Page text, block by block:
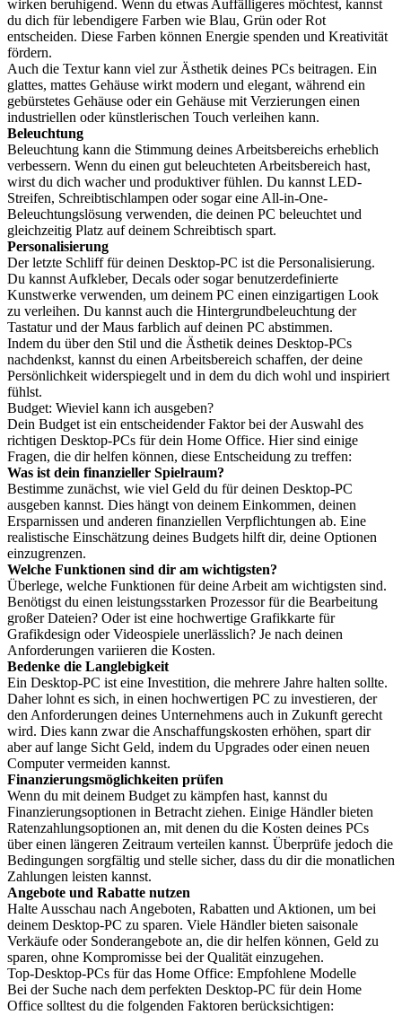
wirken beruhigend. Wenn du etwas Auffälligeres möchtest, kannst
du dich für lebendigere Farben wie Blau, Grün oder Rot
entscheiden. Diese Farben können Energie spenden und Kreativität
fördern.
Auch die Textur kann viel zur Ästhetik deines PCs beitragen. Ein
glattes, mattes Gehäuse wirkt modern und elegant, während ein
gebürstetes Gehäuse oder ein Gehäuse mit Verzierungen einen
industriellen oder künstlerischen Touch verleihen kann.
Beleuchtung
Beleuchtung kann die Stimmung deines Arbeitsbereichs erheblich
verbessern. Wenn du einen gut beleuchteten Arbeitsbereich hast,
wirst du dich wacher und produktiver fühlen. Du kannst LED-
Streifen, Schreibtischlampen oder sogar eine All-in-One-
Beleuchtungslösung verwenden, die deinen PC beleuchtet und
gleichzeitig Platz auf deinem Schreibtisch spart.
Personalisierung
Der letzte Schliff für deinen Desktop-PC ist die Personalisierung.
Du kannst Aufkleber, Decals oder sogar benutzerdefinierte
Kunstwerke verwenden, um deinem PC einen einzigartigen Look
zu verleihen. Du kannst auch die Hintergrundbeleuchtung der
Tastatur und der Maus farblich auf deinen PC abstimmen.
Indem du über den Stil und die Ästhetik deines Desktop-PCs
nachdenkst, kannst du einen Arbeitsbereich schaffen, der deine
Persönlichkeit widerspiegelt und in dem du dich wohl und inspiriert
fühlst.
Budget: Wieviel kann ich ausgeben?
Dein Budget ist ein entscheidender Faktor bei der Auswahl des
richtigen Desktop-PCs für dein Home Office. Hier sind einige
Fragen, die dir helfen können, diese Entscheidung zu treffen:
Was ist dein finanzieller Spielraum?
Bestimme zunächst, wie viel Geld du für deinen Desktop-PC
ausgeben kannst. Dies hängt von deinem Einkommen, deinen
Ersparnissen und anderen finanziellen Verpflichtungen ab. Eine
realistische Einschätzung deines Budgets hilft dir, deine Optionen
einzugrenzen.
Welche Funktionen sind dir am wichtigsten?
Überlege, welche Funktionen für deine Arbeit am wichtigsten sind.
Benötigst du einen leistungsstarken Prozessor für die Bearbeitung
großer Dateien? Oder ist eine hochwertige Grafikkarte für
Grafikdesign oder Videospiele unerlässlich? Je nach deinen
Anforderungen variieren die Kosten.
Bedenke die Langlebigkeit
Ein Desktop-PC ist eine Investition, die mehrere Jahre halten sollte.
Daher lohnt es sich, in einen hochwertigen PC zu investieren, der
den Anforderungen deines Unternehmens auch in Zukunft gerecht
wird. Dies kann zwar die Anschaffungskosten erhöhen, spart dir
aber auf lange Sicht Geld, indem du Upgrades oder einen neuen
Computer vermeiden kannst.
Finanzierungsmöglichkeiten prüfen
Wenn du mit deinem Budget zu kämpfen hast, kannst du
Finanzierungsoptionen in Betracht ziehen. Einige Händler bieten
Ratenzahlungsoptionen an, mit denen du die Kosten deines PCs
über einen längeren Zeitraum verteilen kannst. Überprüfe jedoch die
Bedingungen sorgfältig und stelle sicher, dass du dir die monatlichen
Zahlungen leisten kannst.
Angebote und Rabatte nutzen
Halte Ausschau nach Angeboten, Rabatten und Aktionen, um bei
deinem Desktop-PC zu sparen. Viele Händler bieten saisonale
Verkäufe oder Sonderangebote an, die dir helfen können, Geld zu
sparen, ohne Kompromisse bei der Qualität einzugehen.
Top-Desktop-PCs für das Home Office: Empfohlene Modelle
Bei der Suche nach dem perfekten Desktop-PC für dein Home
Office solltest du die folgenden Faktoren berücksichtigen: